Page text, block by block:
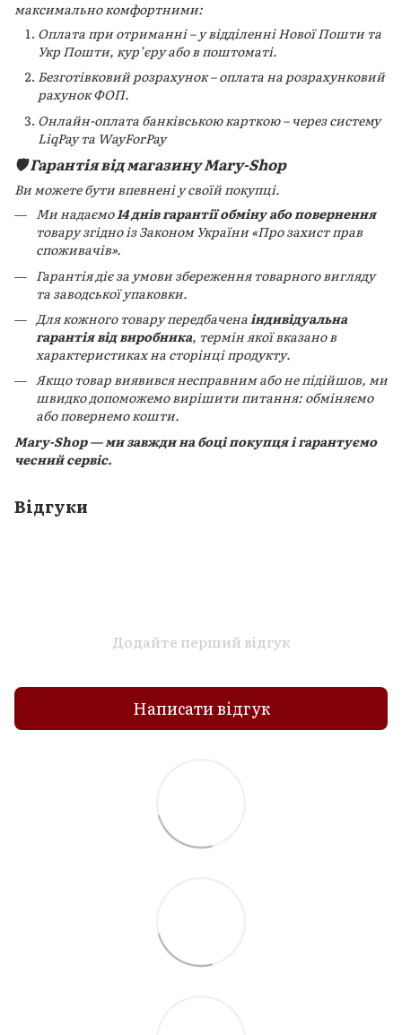
максимально комфортними:
Оплата при отриманні – у відділенні Нової Пошти та
Укр Пошти, кур’єру або в поштоматі.
Безготівковий розрахунок – оплата на розрахунковий
рахунок ФОП.
Онлайн-оплата банківською карткою – через систему
LiqPay та WayForPay
🛡️ Гарантія від магазину Mary-Shop
Ви можете бути впевнені у своїй покупці.
Ми надаємо14 днів гарантії обміну або повернення
товару згідно із Законом України «Про захист прав
споживачів».
Гарантія діє за умови збереження товарного вигляду
та заводської упаковки.
Для кожного товару передбаченаіндивідуальна
гарантія від виробника, термін якої вказано в
характеристиках на сторінці продукту.
Якщо товар виявився несправним або не підійшов, ми
швидко допоможемо вирішити питання: обміняємо
або повернемо кошти.
Mary-Shop — ми завжди на боці покупця і гарантуємо
чесний сервіс.
Відгуки
Додайте перший відгук
Написати відгук